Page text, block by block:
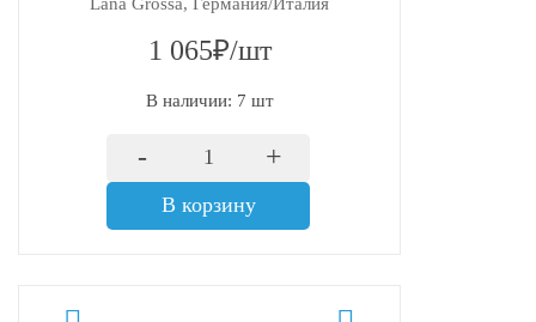
1 065₽/шт
В наличии: 7 шт
- +
В корзину